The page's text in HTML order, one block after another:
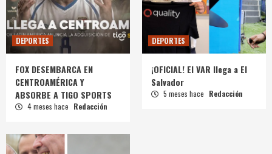
DEPORTES
FOX DESEMBARCA EN
CENTROAMÉRICA Y
ABSORBE A TIGO SPORTS
4 meses hace Redacción
DEPORTES
¡OFICIAL! El VAR llega a El
Salvador
5 meses hace Redacción